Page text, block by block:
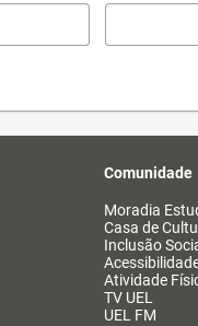
Comunidade
Moradia
Casa de
Inclusão
Atividade
TV UEL
UEL FM